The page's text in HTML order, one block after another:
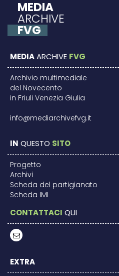
MEDIA
ARCHIVE
FVG
MEDIAARCHIVE FVG
Archivio multimediale
del Novecento
in Friuli Venezia Giulia
info@mediarchivefvg.it
IN QUESTO SITO
Progetto
Archivi
Scheda del partigianato
Scheda IMI
CONTATTACI QUI
EXTRA